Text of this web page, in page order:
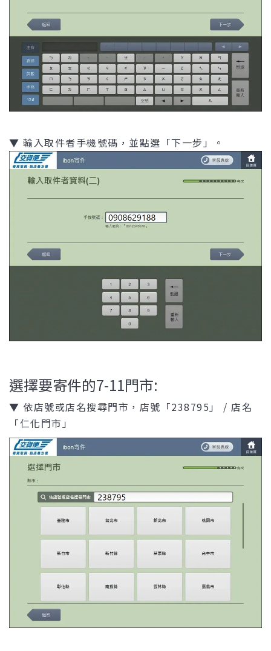
▼ 輸入取件者手機號碼，並點選「下一步」。
選擇要寄件的7-11門市:
▼ 依店號或店名搜尋門市，店號「238795」 / 店名
「仁化門市」